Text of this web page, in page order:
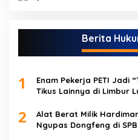
Berita
1
Enam Pekerja PETI Jadi
Tikus Lainnya di Limbur
2
Alat Berat Milik
Ngupas Dongfeng di